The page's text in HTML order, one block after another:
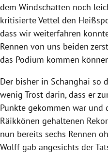
dem Windschatten noch
kritisierteVettel den
dass wir weiterfahren
Rennen von uns beiden
das Podium kommen
Der bisher in Schanghai so
wenig Trost darin, dass er
Punkte gekommen war und
Räikkönen gehaltenen
nun bereits sechs Rennen
Wolffgab angesichts der